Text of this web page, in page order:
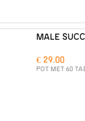
€ 29.00
POT MET 60